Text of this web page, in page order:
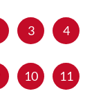
3 4
10 11